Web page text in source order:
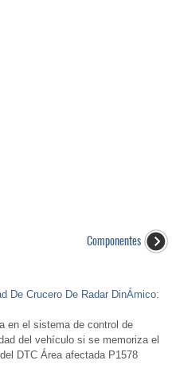
Componentes
De Crucero De Radar DinÁmico:
en el sistema de control de
del vehículo si se memoriza el
DTC Área afectada P1578